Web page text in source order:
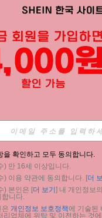
APP
세요.
을 확인하고 모두 동의합니다.
) 만 16세 이상입니다.
) 이용 약관에 동의합니다. [더
) 본인은 [더 보기 ] 내 개인정보
합니다.
은 개인정보 보호정책에 기술된
리업체에 위탁 및 이전하는 것